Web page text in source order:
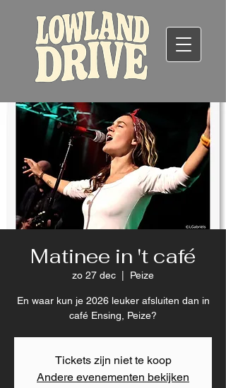
Matinee in 't café
zo 27 dec Peize
En waar kun je 2026 leuker afsluiten dan in
café Ensing, Peize?
Tickets zijn niet te koop
Andere evenementen bekijken